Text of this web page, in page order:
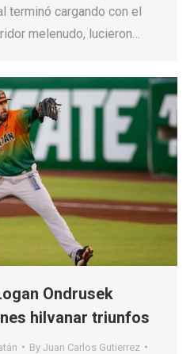
terminó cargando con el
melenudo, lucieron…
Ondrusek
hilvanar triunfos
By Juan Carlos Gutierrez